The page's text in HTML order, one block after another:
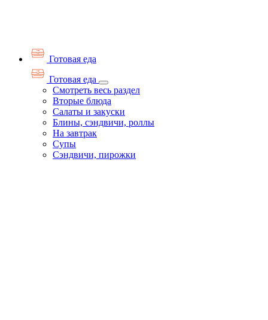
Готовая еда
Готовая еда
Смотреть весь раздел
Вторые блюда
Салаты и закуски
Блины, сэндвичи, роллы
На завтрак
Супы
Сэндвичи, пирожки